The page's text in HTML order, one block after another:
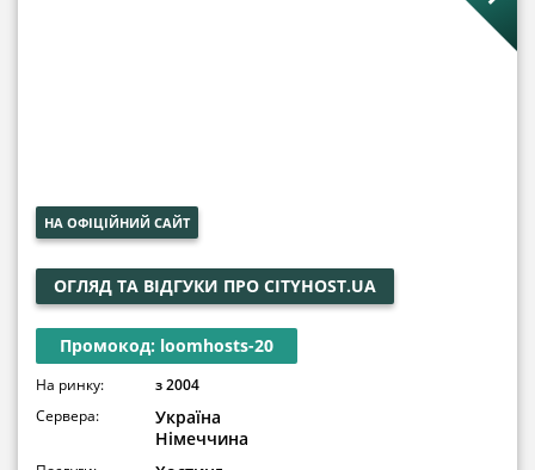
НА ОФІЦІЙНИЙ САЙТ
ОГЛЯД ТА ВІДГУКИ ПРО CITYHOST.UA
Промокод: loomhosts-20
На ринку:
з 2004
Сервера:
Україна
Німеччина